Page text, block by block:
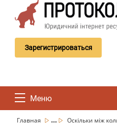
Зарегистрироваться
Меню
Главная ...
Оскільки між